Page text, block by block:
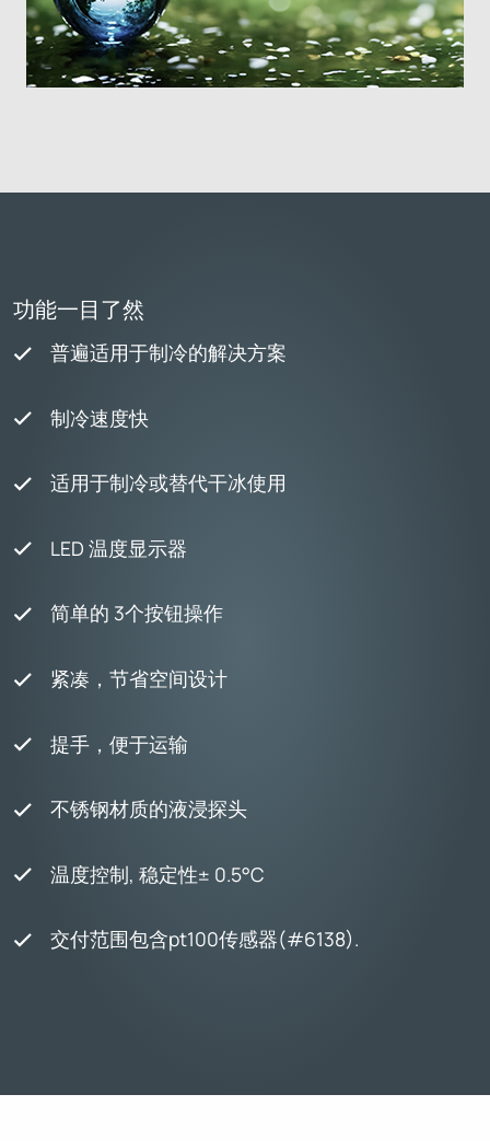
功能一目了然
普遍适用于制冷的解决方案
制冷速度快
适用于制冷或替代干冰使用
LED 温度显示器
简单的 3个按钮操作
紧凑，节省空间设计
提手，便于运输
不锈钢材质的液浸探头
温度控制, 稳定性± 0.5°C
交付范围包含pt100传感器(#6138).